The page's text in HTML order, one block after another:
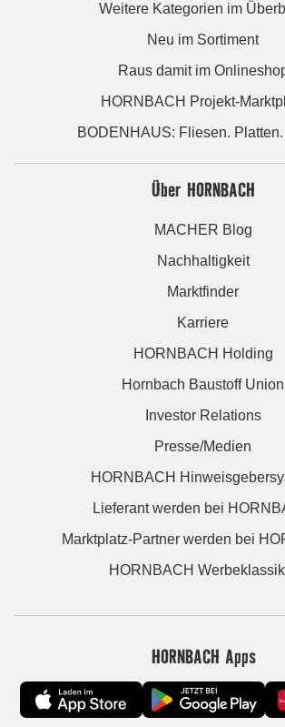
Weitere Kategorien im
Neu im Sortiment
Raus damit im
HORNBACH Projekt-
BODENHAUS: Fliesen.
Über HORNBACH
MACHER Blog
Nachhaltigkeit
Marktfinder
Karriere
HORNBACH Holding
Hornbach Baustoff Union
Investor Relations
Presse/Medien
HORNBACH
Lieferant werden bei
Marktplatz-Partner werden bei
HORNBACH
HORNBACH Apps